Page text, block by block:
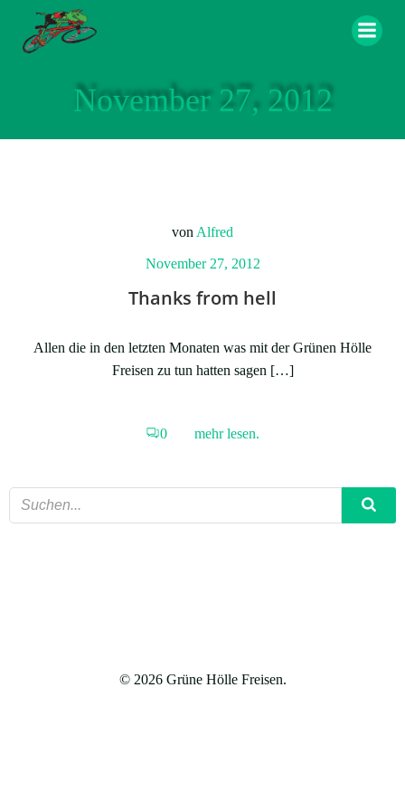
November 27, 2012
von Alfred
November 27, 2012
Thanks from hell
Allen die in den letzten Monaten was mit der Grünen Hölle
Freisen zu tun hatten sagen […]
0 mehr lesen.
© 2026 Grüne Hölle Freisen.